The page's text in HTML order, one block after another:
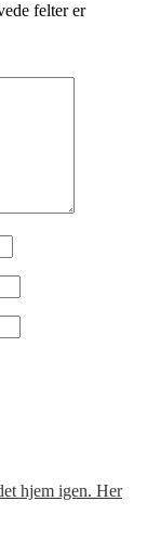
felter er
hjem igen. Her